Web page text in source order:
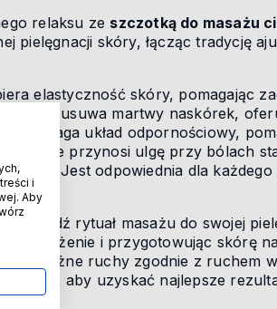
relaksu ze szczotką do masażu
pielęgnacji skóry, łącząc tradycję
elastyczność skóry, pomagając
usuwa martwy naskórek,
wspomaga układ odpornościowy,
przynosi ulgę przy bólach
Jest odpowiednia dla
rytuał masażu do swojej
krążenie i przygotowując skórę
okrężne ruchy zgodnie z ruchem
aby uzyskać najlepsze
i
Aby